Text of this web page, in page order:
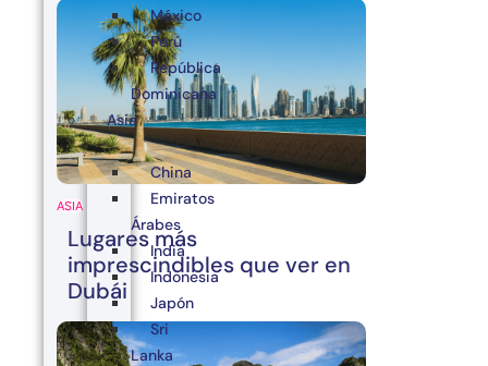
ASIA
Lugares más
imprescindibles que ver en
Dubái
México
Perú
República
Dominicana
Asia
China
Emiratos
Árabes
India
Indonesia
Japón
Sri
Lanka